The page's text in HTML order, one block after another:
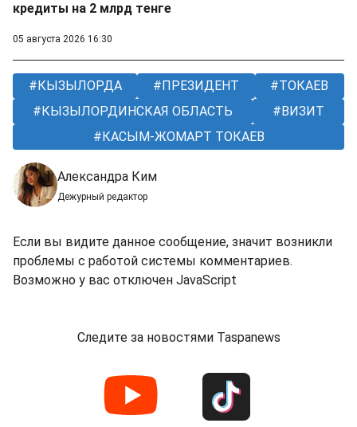
кредиты на 2 млрд тенге
05 августа 2026 16:30
КЫЗЫЛОРДА ПРЕЗИДЕНТ
ТОКАЕВ
КЫЗЫЛОРДИНСКАЯ ОБЛАСТЬ
ВИЗИТ
КАСЫМ-ЖОМАРТ ТОКАЕВ
Александра Ким
Дежурный редактор
Если вы видите данное сообщение, значит возникли
проблемы с работой системы комментариев.
Возможно у вас отключен JavaScript
Следите за новостями Taspanews